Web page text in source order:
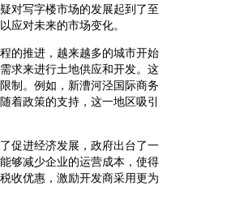
对写字楼市场的发展起到了至
应对未来的市场变化。
的推进，越来越多的城市开始
求来进行土地供应和开发。这
制。例如，新漕河泾国际商务
着政策的支持，这一地区吸引
促进经济发展，政府出台了一
够减少企业的运营成本，使得
收优惠，激励开发商采用更为